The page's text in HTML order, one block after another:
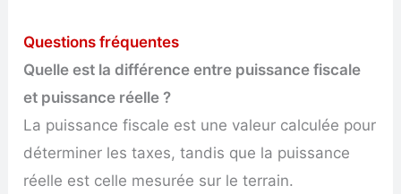
Questions fréquentes
Quelle est la différence entre puissance fiscale
et puissance réelle ?
La puissance fiscale est une valeur calculée pour
déterminer les taxes, tandis que la puissance
réelle est celle mesurée sur le terrain.